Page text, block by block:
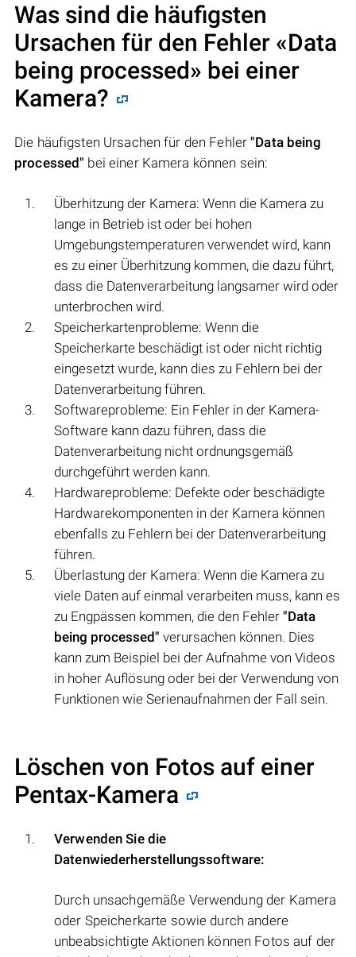
Was sind die häufigsten
Ursachen für den Fehler «Data
being processed» bei einer
Kamera?
Die häufigsten Ursachen für den Fehler"Data being
processed" bei einer Kamera können sein:
Überhitzung der Kamera: Wenn die Kamera zu
lange in Betrieb ist oder bei hohen
Umgebungstemperaturen verwendet wird, kann
es zu einer Überhitzung kommen, die dazu führt,
dass die Datenverarbeitung langsamer wird oder
unterbrochen wird.
Speicherkartenprobleme: Wenn die
Speicherkarte beschädigt ist oder nicht richtig
eingesetzt wurde, kann dies zu Fehlern bei der
Datenverarbeitung führen.
Softwareprobleme: Ein Fehler in der Kamera-
Software kann dazu führen, dass die
Datenverarbeitung nicht ordnungsgemäß
durchgeführt werden kann.
Hardwareprobleme: Defekte oder beschädigte
Hardwarekomponenten in der Kamera können
ebenfalls zu Fehlern bei der Datenverarbeitung
führen.
Überlastung der Kamera: Wenn die Kamera zu
viele Daten auf einmal verarbeiten muss, kann es
zu Engpässen kommen, die den Fehler "Data
being processed" verursachen können. Dies
kann zum Beispiel bei der Aufnahme von Videos
in hoher Auflösung oder bei der Verwendung von
Funktionen wie Serienaufnahmen der Fall sein.
Löschen von Fotos auf einer
Pentax-Kamera
Verwenden Sie die
Datenwiederherstellungssoftware:
Durch unsachgemäße Verwendung der Kamera
oder Speicherkarte sowie durch andere
unbeabsichtigte Aktionen können Fotos auf der